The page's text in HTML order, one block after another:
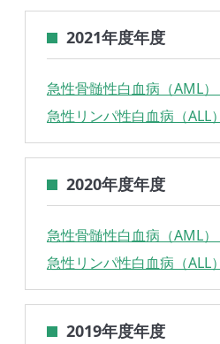
2021年度年度
急性骨髄性白血病（AML）
急性リンパ性白血病（ALL）
2020年度年度
急性骨髄性白血病（AML）
急性リンパ性白血病（ALL）
2019年度年度